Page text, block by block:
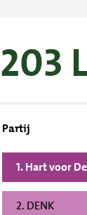
203
Partij
1. Hart voor
2. DENK